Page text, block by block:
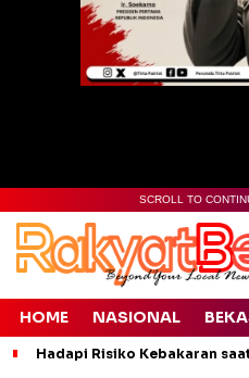
SCROLL TO
HOME NASIONAL
Hadapi Risiko Kebakaran